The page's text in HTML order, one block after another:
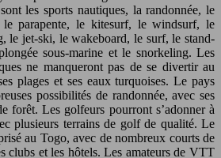
les sports nautiques, la randonnée, le
parapente, le kitesurf, le windsurf, le
le jet-ski, le wakeboard, le surf, le stand-
sous-marine et le snorkeling. Les
ne manqueront pas de se divertir au
plages et ses eaux turquoises. Le pays
possibilités de randonnée, avec ses
forêt. Les golfeurs pourront s’adonner à
plusieurs terrains de golf de qualité. Le
au Togo, avec de nombreux courts de
clubs et les hôtels. Les amateurs de VTT